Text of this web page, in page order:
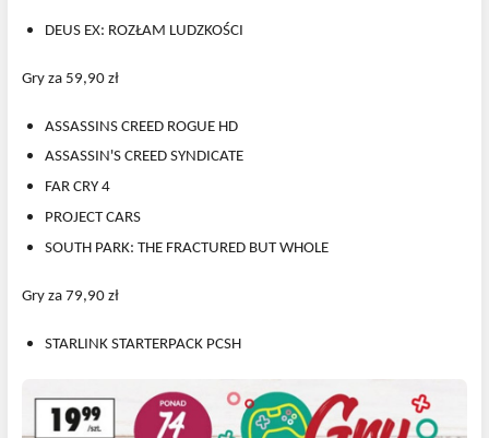
DEUS EX: ROZŁAM LUDZKOŚCI
Gry za 59,90 zł
ASSASSINS CREED ROGUE HD
ASSASSIN'S CREED SYNDICATE
FAR CRY 4
PROJECT CARS
SOUTH PARK: THE FRACTURED BUT WHOLE
Gry za 79,90 zł
STARLINK STARTERPACK PCSH